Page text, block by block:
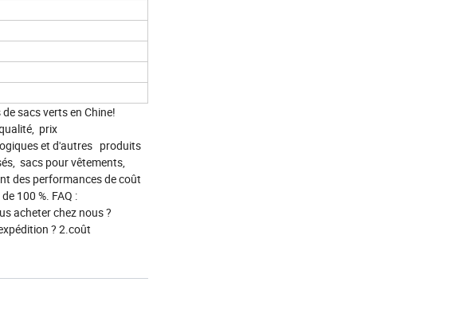
sacs verts en Chine!
prix
et d'autres produits
sacs pour vêtements,
des performances de coût
100 %. FAQ :
acheter chez nous ?
? 2.coût